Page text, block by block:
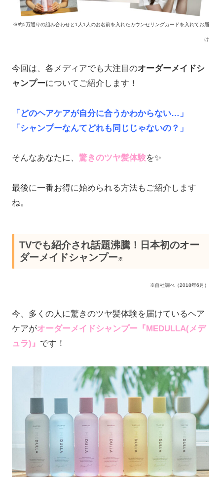
※約5万通りの組み合わせと1人1人のお名前を入れたカウンセリングカードを入れてお届
け
今回は、各メディアでも大注目のオーダーメイドシ
ャンプーについてご紹介し ます！
「どのヘアケアが自分に合うかわからない…」
「シャンプーなんてどれも同じじゃないの？」
そんなあなたに、 驚きのツヤ髪体験を✨
最後に一番お得に始められる方法もご紹介します
ね。
TVでも紹介され話題沸騰！日本初のオー
ダーメイドシャンプー※
※自社調べ（2018年6月）
今、多くの人に驚きのツヤ髪体験を届けているヘア
ケアがオーダーメイドシャンプー『MEDULLA(メデ
ュラ)』 です！